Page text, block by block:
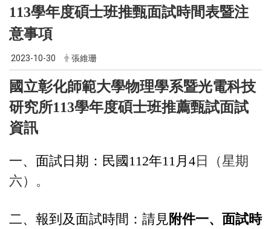
113學年度碩士班推甄面試時間表暨注
意事項
2023-10-30 張維珊
國立彰化師範大學物理學系暨光電科技
研究所113學年度碩士班推薦甄試面試
資訊
一、面試日期：民國112年11月4日（星期
六）。
二、報到及面試時間：請見附件一、面試時